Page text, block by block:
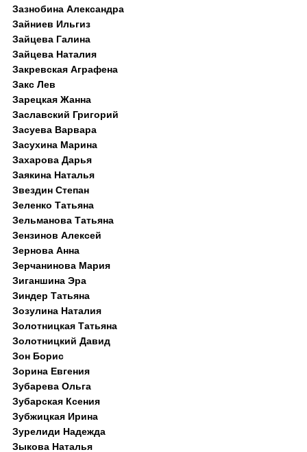
Зазнобина Александра
Зайниев Ильгиз
Зайцева Галина
Зайцева Наталия
Закревская Аграфена
Закс Лев
Зарецкая Жанна
Заславский Григорий
Засуева Варвара
Засухина Марина
Захарова Дарья
Заякина Наталья
Звездин Степан
Зеленко Татьяна
Зельманова Татьяна
Зензинов Алексей
Зернова Анна
Зерчанинова Мария
Зиганшина Эра
Зиндер Татьяна
Зозулина Наталия
Золотницкая Татьяна
Золотницкий Давид
Зон Борис
Зорина Евгения
Зубарева Ольга
Зубарская Ксения
Зубжицкая Ирина
Зурелиди Надежда
Зыкова Наталья